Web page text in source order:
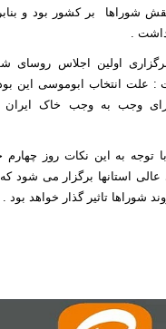
شوراها بر کشور بود و
.
اولین اجلاس روسای
: علت انتخاب ابوموسی این
وجب به وجب خاک ایران
توجه به این نکات روز چهارم
استانها برگزار می شود
شوراها تاثیر گذار خواهد بود .